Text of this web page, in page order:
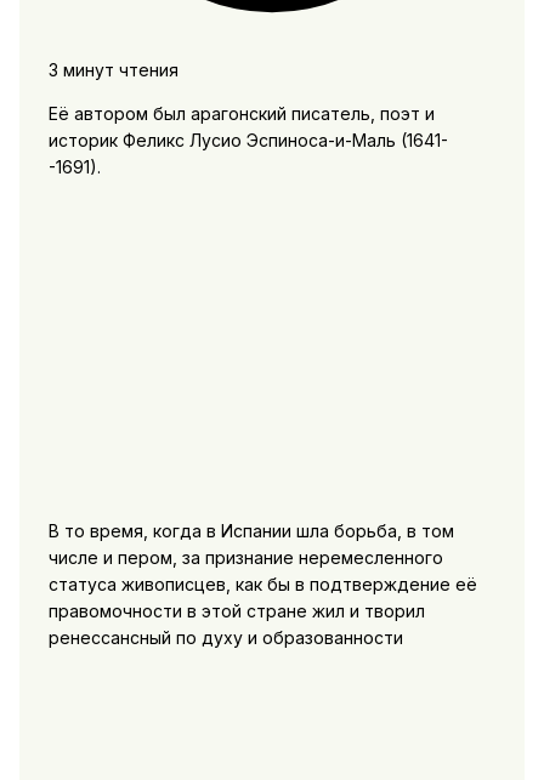
3 минут чтения
Её автором был арагонский писатель, поэт и
историк Феликс Лусио Эспиноса-и-Маль (1641-
-1691).
В то время, когда в Испании шла борьба, в том
числе и пером, за признание неремесленного
статуса живописцев, как бы в подтверждение её
правомочности в этой стране жил и творил
ренессансный по духу и образованности